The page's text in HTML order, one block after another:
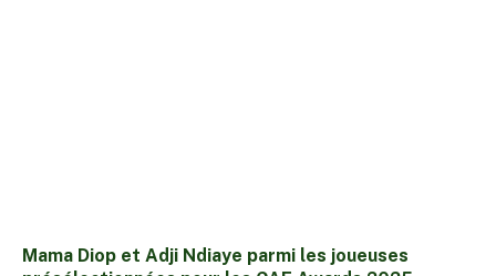
Mama Diop et Adji Ndiaye parmi les joueuses